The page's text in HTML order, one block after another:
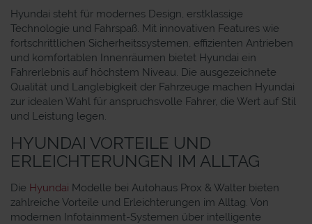
Hyundai steht für modernes Design, erstklassige
Technologie und Fahrspaß. Mit innovativen Features wie
fortschrittlichen Sicherheitssystemen, effizienten Antrieben
und komfortablen Innenräumen bietet Hyundai ein
Fahrerlebnis auf höchstem Niveau. Die ausgezeichnete
Qualität und Langlebigkeit der Fahrzeuge machen Hyundai
zur idealen Wahl für anspruchsvolle Fahrer, die Wert auf Stil
und Leistung legen.
HYUNDAI VORTEILE UND
ERLEICHTERUNGEN IM ALLTAG
Die Hyundai Modelle bei Autohaus Prox & Walter bieten
zahlreiche Vorteile und Erleichterungen im Alltag. Von
modernen Infotainment-Systemen über intelligente